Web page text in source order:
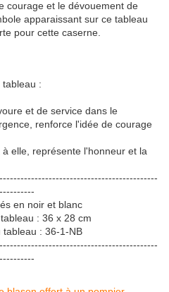
courage et le dévouement de
apparaissant sur ce tableau
pour cette caserne.
tableau :
et de service dans le
renforce l'idée de courage
elle, représente l'honneur et la
en noir et blanc
: 36 x 28 cm
tableau : 36-1-NB